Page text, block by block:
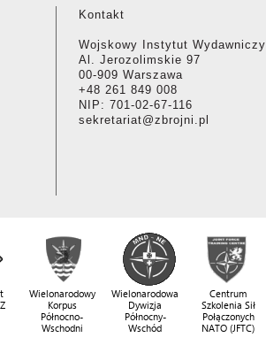
Kontakt
Wojskowy Instytut Wydawniczy
Al. Jerozolimskie 97
00-909 Warszawa
+48 261 849 008
NIP: 701-02-67-116
sekretariat@zbrojni.pl
Wielonarodowy
Korpus
Północno-
Wschodni
Wielonarodowa
Dywizja
Północny-
Wschód
Centrum
Szkolenia Sił
Połączonych
NATO (JFTC)